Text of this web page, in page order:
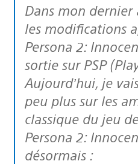
Dans mon dernier article, j’ai évoqué
les modifications
Persona 2:
sortie sur PSP
Aujourd’hui, je
peu plus sur les
classique du jeu
Persona 2:
désormais :